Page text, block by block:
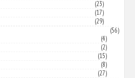
(23)
(17)
(29)
(56)
(4)
(2)
(15)
(8)
(27)